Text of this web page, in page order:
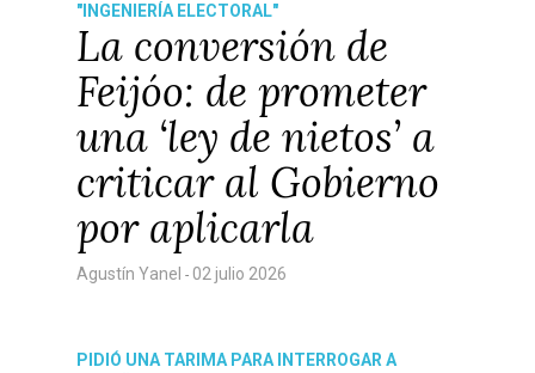
"INGENIERÍA ELECTORAL"
La conversión de
Feijóo: de prometer
una ‘ley de nietos’ a
criticar al Gobierno
por aplicarla
Agustín Yanel - 02 julio 2026
PIDIÓ UNA TARIMA PARA INTERROGAR A